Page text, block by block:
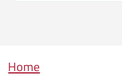
Briciole di pane
Home